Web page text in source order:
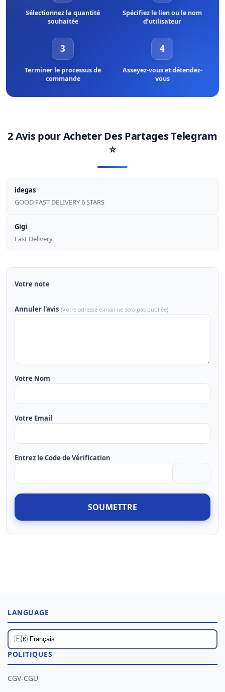
Sélectionnez la quantité
souhaitée
Spécifiez le lien ou le nom
d’utilisateur
3
Terminer le processus de
commande
4
Asseyez-vous et détendez-
vous
2 Avis pourAcheter Des Partages Telegram
⭐
idegas
GOOD FAST DELIVERY 6 STARS
Gigi
Fast Delivery
Votre note
Annuler l'avis (Votre adresse e-mail ne sera pas publiée)
Votre Nom
Votre Email
Entrez le Code de Vérification
SOUMETTRE
LANGUAGE
POLITIQUES
CGV-CGU